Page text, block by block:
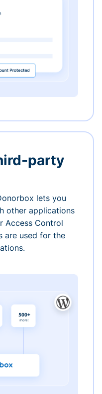
party
lets you
other applications
Access Control
are used for the